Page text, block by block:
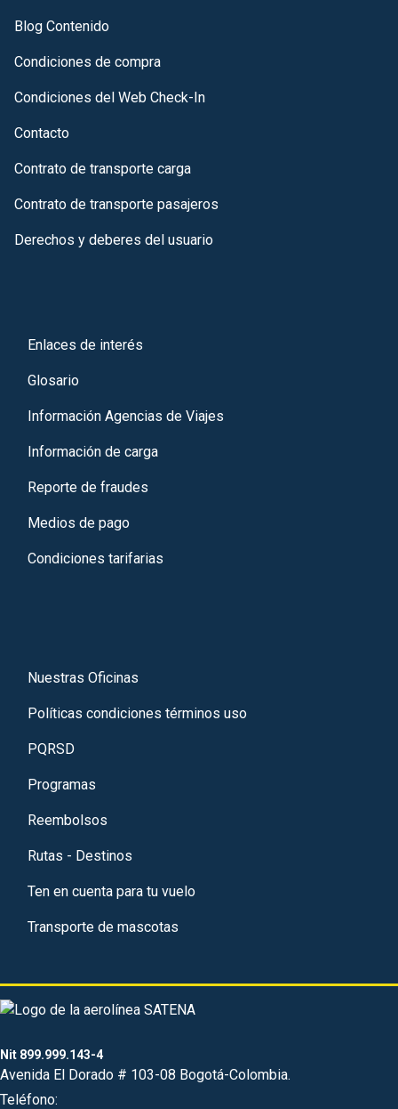
Blog Contenido
Condiciones de compra
Condiciones del Web Check-In
Contacto
Contrato de transporte carga
Contrato de transporte pasajeros
Derechos y deberes del usuario
Enlaces de interés
Glosario
Información Agencias de Viajes
Información de carga
Reporte de fraudes
Medios de pago
Condiciones tarifarias
Nuestras Oficinas
Políticas condiciones términos uso
PQRSD
Programas
Reembolsos
Rutas - Destinos
Ten en cuenta para tu vuelo
Transporte de mascotas
Nit 899.999.143-4
Avenida El Dorado # 103-08 Bogotá-Colombia.
Teléfono: